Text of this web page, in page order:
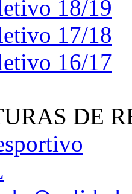
18/19
17/18
16/17
DE